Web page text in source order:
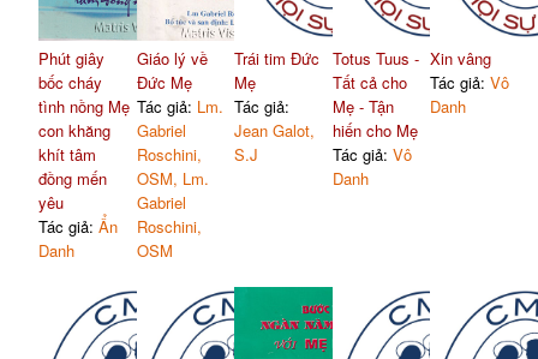
Phút giây
bốc cháy
tình nồng Mẹ
con khăng
khít tâm
đồng mến
yêu
Tác giả:Ẩn
Danh
Giáo lý về
Đức Mẹ
Tác giả: Lm.
Gabriel
Roschini,
OSM, Lm.
Gabriel
Roschini,
OSM
Trái tim Đức
Mẹ
Tác giả:
Jean Galot,
S.J
Totus Tuus -
Tất cả cho
Mẹ - Tận
hiến cho Mẹ
Tác giả: Vô
Danh
Xin vâng
Tác giả:Vô
Danh